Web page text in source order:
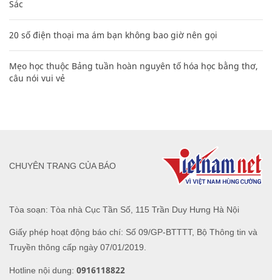
Sác
20 số điện thoại ma ám bạn không bao giờ nên gọi
Mẹo học thuộc Bảng tuần hoàn nguyên tố hóa học bằng thơ,
câu nói vui vẻ
Tòa soạn: Tòa nhà Cục Tần Số, 115 Trần Duy Hưng Hà Nội
Giấy phép hoạt động báo chí: Số 09/GP-BTTTT, Bộ Thông tin và
Truyền thông cấp ngày 07/01/2019.
Hotline nội dung: 0916118822
CHUYÊN TRANG CỦA BÁO